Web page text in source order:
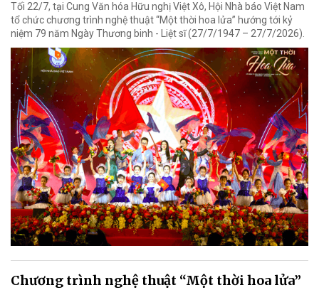
Tối 22/7, tại Cung Văn hóa Hữu nghị Việt Xô, Hội Nhà báo Việt Nam
tổ chức chương trình nghệ thuật “Một thời hoa lửa” hướng tới kỷ
niệm 79 năm Ngày Thương binh - Liệt sĩ (27/7/1947 – 27/7/2026).
Chương trình nghệ thuật “Một thời hoa lửa”